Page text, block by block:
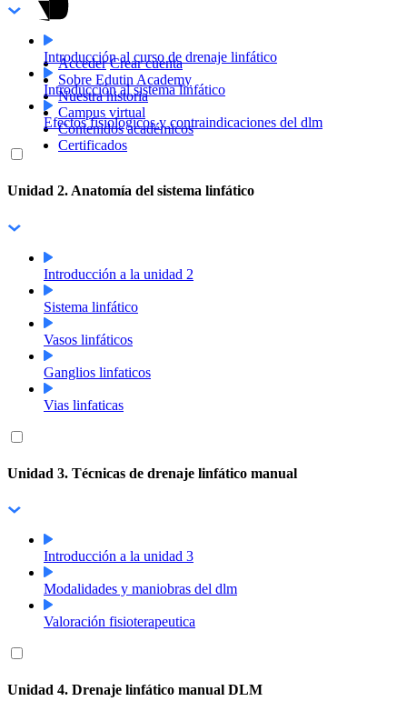
Acceder Crear cuenta
Sobre Edutin Academy
Nuestra historia
Campus virtual
Contenidos académicos
Certificados
Introducción al curso de drenaje linfático
Introducción al sistema linfático
Efectos fisiologicos y contraindicaciones del dlm
Unidad 2. Anatomía del sistema linfático
Introducción a la unidad 2
Sistema linfático
Vasos linfáticos
Ganglios linfaticos
Vias linfaticas
Unidad 3. Técnicas de drenaje linfático manual
Introducción a la unidad 3
Modalidades y maniobras del dlm
Valoración fisioterapeutica
Unidad 4. Drenaje linfático manual DLM